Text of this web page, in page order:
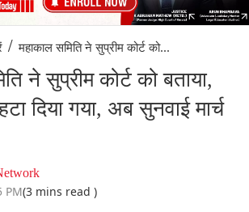
/ महाकाल समिति ने सुप्रीम कोर्ट को...
ने सुप्रीम कोर्ट को बताया,
दिया गया, अब सुनवाई मार्च
PM(3 mins read )